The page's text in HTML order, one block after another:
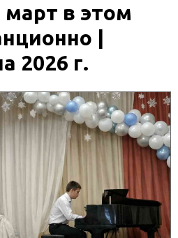
в этом
|
2026 г.